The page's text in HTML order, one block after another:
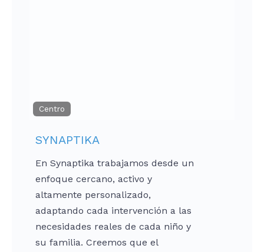
Centro
SYNAPTIKA
En Synaptika trabajamos desde un
enfoque cercano, activo y
altamente personalizado,
adaptando cada intervención a las
necesidades reales de cada niño y
su familia. Creemos que el